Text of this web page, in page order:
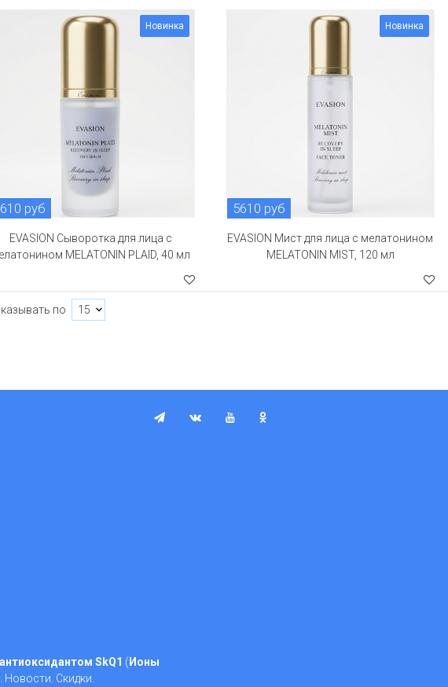
Новинка
руб
EVASION Сыворотка для лица с
MELATONIN PLAID, 40 мл
Новинка
5610 руб
EVASION Мист для лица с мелатонином
MELATONIN MIST, 120 мл
по
антиоксидантом SkQ1 ( Ионы
Новости. Скидки.